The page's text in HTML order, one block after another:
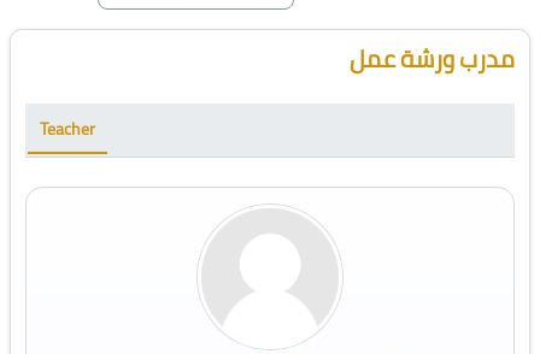
Blocks
Skip [Cocoon] Course Instructor مدرب ورشة عمل
Teacher